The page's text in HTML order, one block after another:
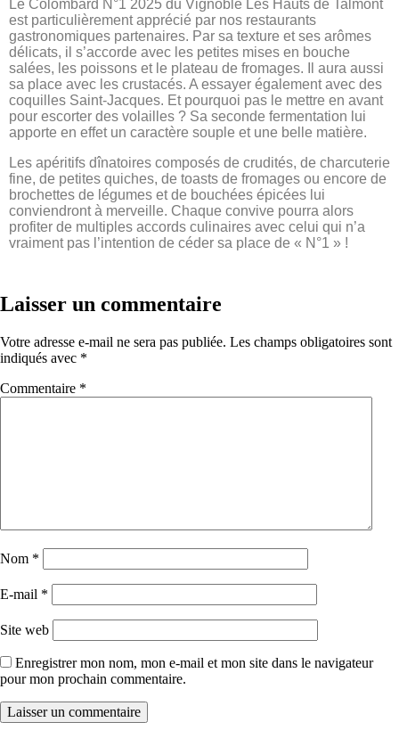
Le Colombard N°1 2025 du Vignoble Les Hauts de Talmont
est particulièrement apprécié par nos restaurants
gastronomiques partenaires. Par sa texture et ses arômes
délicats, il s’accorde avec les petites mises en bouche
salées, les poissons et le plateau de fromages. Il aura aussi
sa place avec les crustacés. A essayer également avec des
coquilles Saint-Jacques. Et pourquoi pas le mettre en avant
pour escorter des volailles ? Sa seconde fermentation lui
apporte en effet un caractère souple et une belle matière.
Les apéritifs dînatoires composés de crudités, de charcuterie
fine, de petites quiches, de toasts de fromages ou encore de
brochettes de légumes et de bouchées épicées lui
conviendront à merveille. Chaque convive pourra alors
profiter de multiples accords culinaires avec celui qui n’a
vraiment pas l’intention de céder sa place de « N°1 » !
Laisser un commentaire
Votre adresse e-mail ne sera pas publiée. Les champs obligatoires sont
indiqués avec *
Commentaire *
Nom *
E-mail *
Site web
Enregistrer mon nom, mon e-mail et mon site dans le navigateur
pour mon prochain commentaire.